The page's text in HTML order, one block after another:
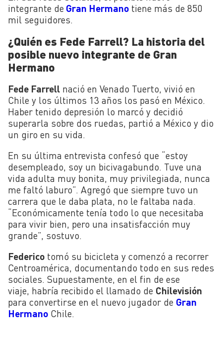
integrante de Gran Hermano tiene más de 850
mil seguidores.
¿Quién es Fede Farrell? La historia del
posible nuevo integrante de Gran
Hermano
Fede Farrell nació en Venado Tuerto, vivió en
Chile y los últimos 13 años los pasó en México.
Haber tenido depresión lo marcó y decidió
superarla sobre dos ruedas, partió a México y dio
un giro en su vida.
En su última entrevista confesó que “estoy
desempleado, soy un bicivagabundo. Tuve una
vida adulta muy bonita, muy privilegiada, nunca
me faltó laburo”. Agregó que siempre tuvo un
carrera que le daba plata, no le faltaba nada.
“Económicamente tenía todo lo que necesitaba
para vivir bien, pero una insatisfacción muy
grande”, sostuvo.
Federico tomó su bicicleta y comenzó a recorrer
Centroamérica, documentando todo en sus redes
sociales. Supuestamente, en el fin de ese
viaje, habría recibido el llamado de Chilevisión
para convertirse en el nuevo jugador de Gran
Hermano Chile.